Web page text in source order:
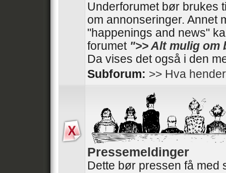
Underforumet bør brukes
om annonseringer. Annet
"happenings and news"
forumet ">> Alt mulig
Da vises det også i den
Subforum: >> Hva
Pressemeldinger
Dette bør pressen få med